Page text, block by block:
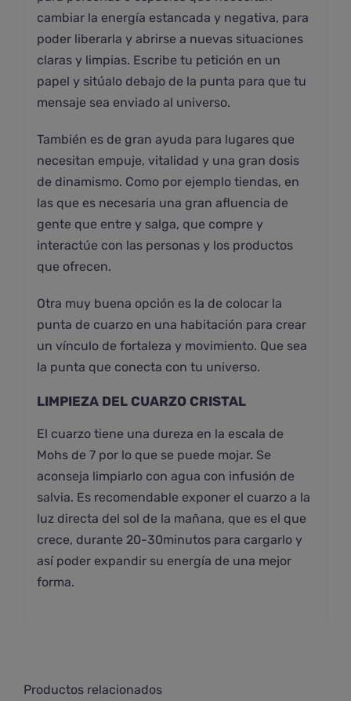
cambiar la energía estancada y negativa, para
poder liberarla y abrirse a nuevas situaciones
claras y limpias. Escribe tu petición en un
papel y sitúalo debajo de la punta para que tu
mensaje sea enviado al universo.
También es de gran ayuda para lugares que
necesitan empuje, vitalidad y una gran dosis
de dinamismo. Como por ejemplo tiendas, en
las que es necesaria una gran afluencia de
gente que entre y salga, que compre y
interactúe con las personas y los productos
que ofrecen.
Otra muy buena opción es la de colocar la
punta de cuarzo en una habitación para crear
un vínculo de fortaleza y movimiento. Que sea
la punta que conecta con tu universo.
LIMPIEZA DEL CUARZO CRISTAL
El cuarzo tiene una dureza en la escala de
Mohs de 7 por lo que se puede mojar. Se
aconseja limpiarlo con agua con infusión de
salvia. Es recomendable exponer el cuarzo a la
luz directa del sol de la mañana, que es el que
crece, durante 20-30minutos para cargarlo y
así poder expandir su energía de una mejor
forma.
Productos relacionados